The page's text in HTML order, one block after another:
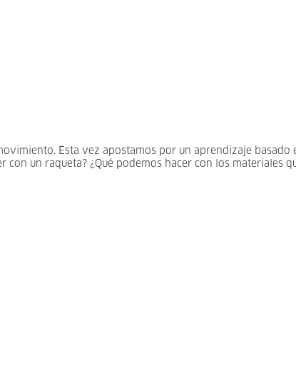
Esta vez apostamos por un aprendizaje basado
con un raqueta? ¿Qué podemos hacer con los materiales